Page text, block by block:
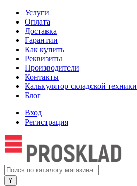
Услуги
Оплата
Доставка
Гарантии
Как купить
Реквизиты
Производители
Контакты
Калькулятор складской техники
Блог
Вход
Регистрация